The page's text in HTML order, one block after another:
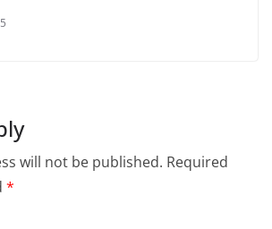
will not be published. Required
*